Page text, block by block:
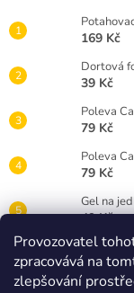
Provozovatel
zpracovává na
zlepšování
169 Kč
Dortová
39 Kč
Poleva
79 Kč
Poleva
79 Kč
Gel na
49 Kč
Gelová
89 Kč